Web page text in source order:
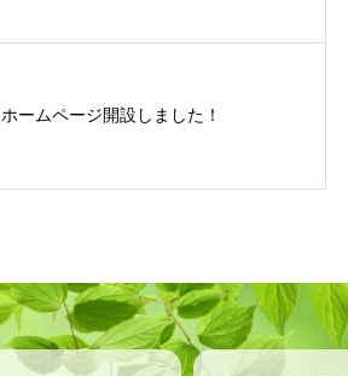
ホームページ開設しました！